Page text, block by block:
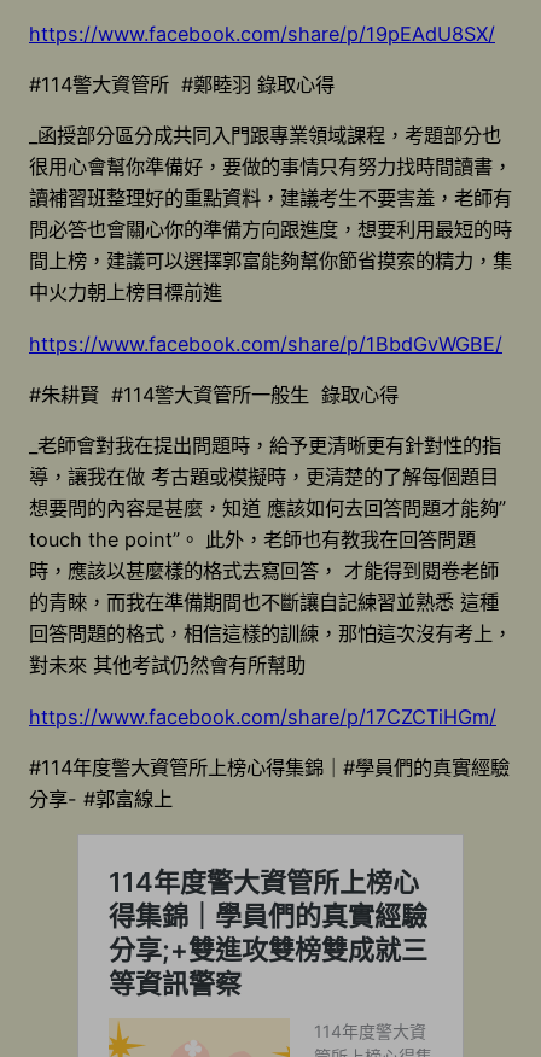
https://www.facebook.com/share/p/19pEAdU8SX/
#114警大資管所 #鄭睦羽 錄取心得
_函授部分區分成共同入門跟專業領域課程，考題部分也
很用心會幫你準備好，要做的事情只有努力找時間讀書，
讀補習班整理好的重點資料，建議考生不要害羞，老師有
問必答也會關心你的準備方向跟進度，想要利用最短的時
間上榜，建議可以選擇郭富能夠幫你節省摸索的精力，集
中火力朝上榜目標前進
https://www.facebook.com/share/p/1BbdGvWGBE/
#朱耕賢 #114警大資管所一般生 錄取心得
_老師會對我在提出問題時，給予更清晰更有針對性的指
導，讓我在做 考古題或模擬時，更清楚的了解每個題目
想要問的內容是甚麼，知道 應該如何去回答問題才能夠”
touch the point”。 此外，老師也有教我在回答問題
時，應該以甚麼樣的格式去寫回答， 才能得到閱卷老師
的青睞，而我在準備期間也不斷讓自記練習並熟悉 這種
回答問題的格式，相信這樣的訓練，那怕這次沒有考上，
對未來 其他考試仍然會有所幫助
https://www.facebook.com/share/p/17CZCTiHGm/
#114年度警大資管所上榜心得集錦｜#學員們的真實經驗
分享- #郭富線上